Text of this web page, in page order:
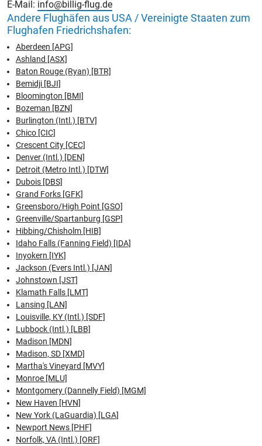
E-Mail: info@billig-flug.de
Andere Flughäfen aus USA / Vereinigte Staaten zum
Flughafen Friedrichshafen:
Aberdeen [APG]
Ashland [ASX]
Baton Rouge (Ryan) [BTR]
Bemidji [BJI]
Bloomington [BMI]
Bozeman [BZN]
Burlington (Intl.) [BTV]
Chico [CIC]
Crescent City [CEC]
Denver (Intl.) [DEN]
Detroit (Metro Intl.) [DTW]
Dubois [DBS]
Grand Forks [GFK]
Greensboro/High Point [GSO]
Greenville/Spartanburg [GSP]
Hibbing/Chisholm [HIB]
Idaho Falls (Fanning Field) [IDA]
Inyokern [IYK]
Jackson (Evers Intl.) [JAN]
Johnstown [JST]
Klamath Falls [LMT]
Lansing [LAN]
Louisville, KY (Intl.) [SDF]
Lubbock (Intl.) [LBB]
Madison [MDN]
Madison, SD [XMD]
Martha's Vineyard [MVY]
Monroe [MLU]
Montgomery (Dannelly Field) [MGM]
New Haven [HVN]
New York (LaGuardia) [LGA]
Newport News [PHF]
Norfolk, VA (Intl.) [ORF]